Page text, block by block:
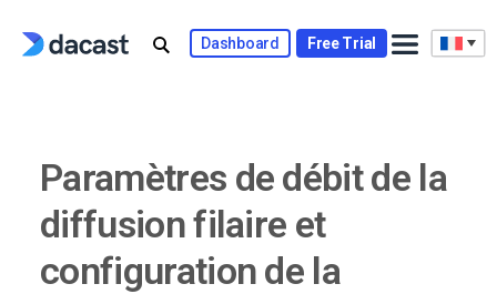
Dashboard Free Trial
Paramètres de débit de la
diffusion filaire et
configuration de la